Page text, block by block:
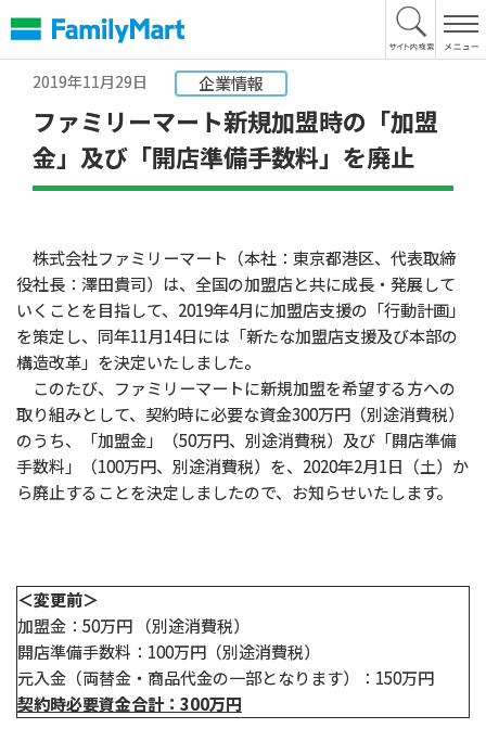
文
へ
2019年11月29日
企業情報
ファミリーマート新規加盟時の「加盟
金」及び「開店準備手数料」を廃止
株式会社ファミリーマート（本社：東京都港区、代表取締
役社長：澤田貴司）は、全国の加盟店と共に成長・発展して
いくことを目指して、2019年4月に加盟店支援の「行動計画」
を策定し、同年11月14日には「新たな加盟店支援及び本部の
構造改革」を決定いたしました。
このたび、ファミリーマートに新規加盟を希望する方への
取り組みとして、契約時に必要な資金300万円（別途消費税）
のうち、「加盟金」（50万円、別途消費税）及び「開店準備
手数料」（100万円、別途消費税）を、2020年2月1日（土）か
ら廃止することを決定しましたので、お知らせいたします。
＜変更前＞
加盟金：50万円 （別途消費税）
開店準備手数料：100万円（別途消費税）
元入金（両替金・商品代金の一部となります）：150万円
契約時必要資金合計：300万円